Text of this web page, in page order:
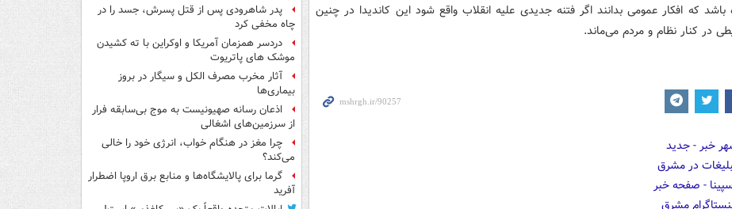
باشد که افکار عمومی بدانند اگر فتنه جدیدی علیه انقلاب واقع شود این کاندیدا در چنین
در کنار نظام و مردم می‌ماند.
پدر شاهرودی پس از قتل پسرش، جسد را در
چاه مخفی کرد
دردسر همزمان آمریکا و اوکراین با ته کشیدن
موشک های پاتریوت
آثار مخرب مصرف الکل و سیگار در بروز
بیماری‌ها
اذعان رسانه صهیونیست به موج بی‌سابقه فرار
از سرزمین‌های اشغالی
چرا مغز در هنگام خواب، انرژی خود را خالی
می‌کند؟
گرما برای پالایشگاه‌ها و منابع برق اروپا اضطرار
آفرید